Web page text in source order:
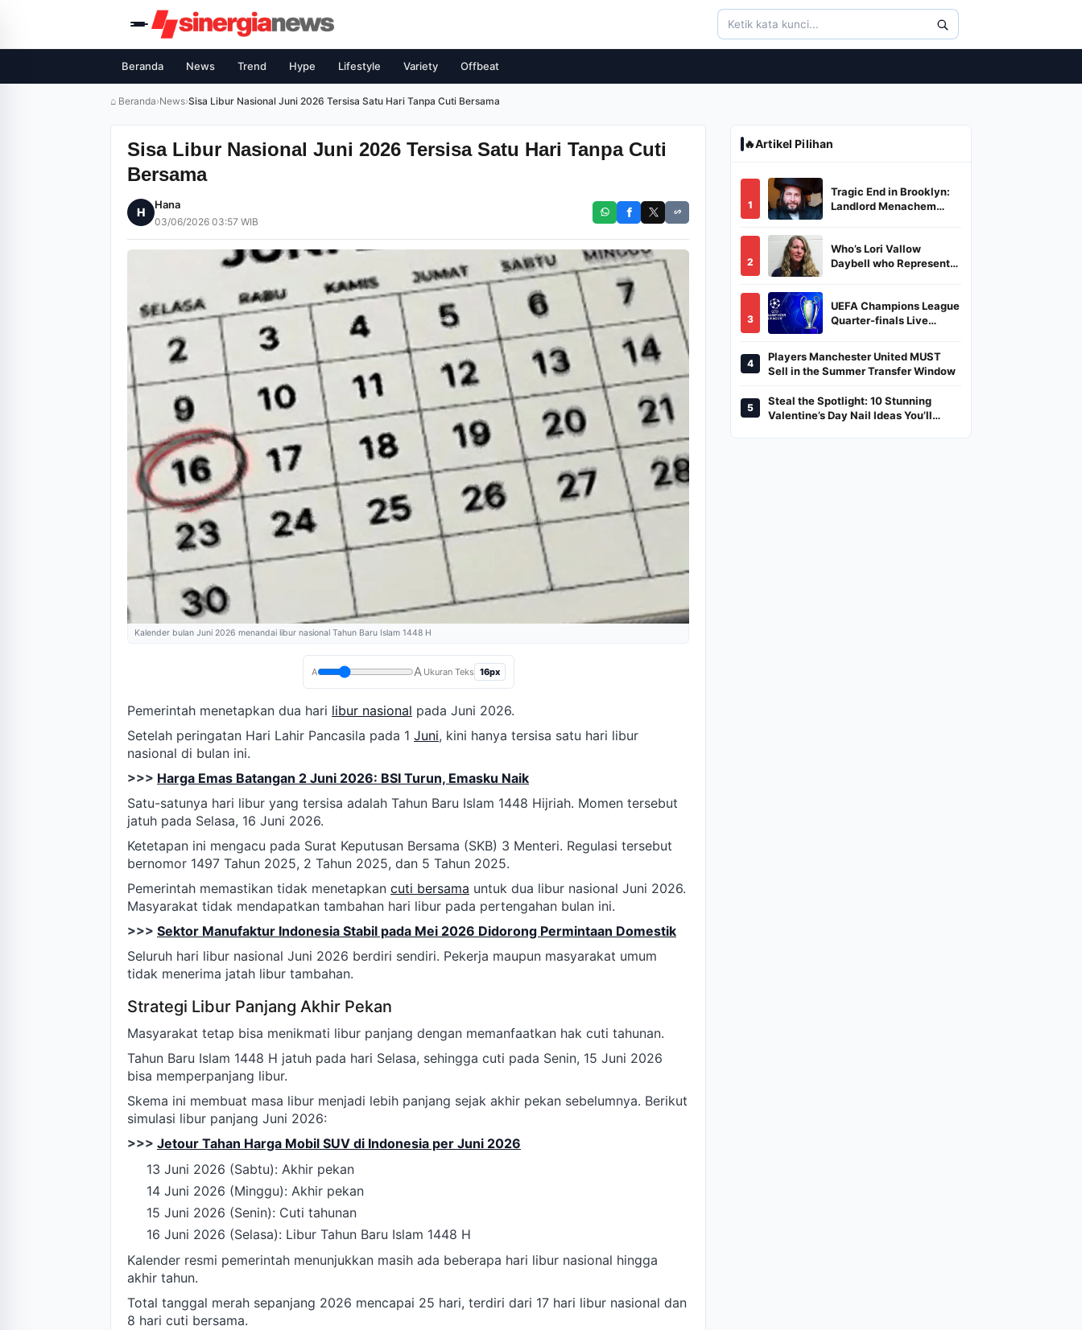
Beranda News Trend Hype Lifestyle Variety Offbeat
⌂ Beranda›News›Sisa Libur Nasional Juni 2026 Tersisa Satu Hari Tanpa Cuti Bersama
Sisa Libur Nasional Juni 2026 Tersisa Satu Hari Tanpa Cuti
Bersama
H
Hana
03/06/2026 03:57 WIB
Kalender bulan Juni 2026 menandai libur nasional Tahun Baru Islam 1448 H
A A Ukuran Teks 16px
Pemerintah menetapkan dua hari libur nasional pada Juni 2026.
Setelah peringatan Hari Lahir Pancasila pada 1 Juni, kini hanya tersisa satu hari libur
nasional di bulan ini.
>>> Harga Emas Batangan 2 Juni 2026: BSI Turun, Emasku Naik
Satu-satunya hari libur yang tersisa adalah Tahun Baru Islam 1448 Hijriah. Momen tersebut
jatuh pada Selasa, 16 Juni 2026.
Ketetapan ini mengacu pada Surat Keputusan Bersama (SKB) 3 Menteri. Regulasi tersebut
bernomor 1497 Tahun 2025, 2 Tahun 2025, dan 5 Tahun 2025.
Pemerintah memastikan tidak menetapkan cuti bersama untuk dua libur nasional Juni 2026.
Masyarakat tidak mendapatkan tambahan hari libur pada pertengahan bulan ini.
>>> Sektor Manufaktur Indonesia Stabil pada Mei 2026 Didorong Permintaan Domestik
Seluruh hari libur nasional Juni 2026 berdiri sendiri. Pekerja maupun masyarakat umum
tidak menerima jatah libur tambahan.
Strategi Libur Panjang Akhir Pekan
Masyarakat tetap bisa menikmati libur panjang dengan memanfaatkan hak cuti tahunan.
Tahun Baru Islam 1448 H jatuh pada hari Selasa, sehingga cuti pada Senin, 15 Juni 2026
bisa memperpanjang libur.
Skema ini membuat masa libur menjadi lebih panjang sejak akhir pekan sebelumnya. Berikut
simulasi libur panjang Juni 2026:
>>> Jetour Tahan Harga Mobil SUV di Indonesia per Juni 2026
13 Juni 2026 (Sabtu): Akhir pekan
14 Juni 2026 (Minggu): Akhir pekan
15 Juni 2026 (Senin): Cuti tahunan
16 Juni 2026 (Selasa): Libur Tahun Baru Islam 1448 H
Kalender resmi pemerintah menunjukkan masih ada beberapa hari libur nasional hingga
akhir tahun.
Total tanggal merah sepanjang 2026 mencapai 25 hari, terdiri dari 17 hari libur nasional dan
8 hari cuti bersama.
🔥Artikel Pilihan
1
Tragic End in Brooklyn:
Landlord Menachem
Burned in a Dumpster
2
Who’s Lori Vallow
Daybell who Represents
3
UEFA Champions League
Quarter-finals Live
And Where To Watch
4
Players Manchester United MUST
Sell in the Summer Transfer Window
5
Steal the Spotlight: 10 Stunning
Valentine’s Day Nail Ideas You’ll